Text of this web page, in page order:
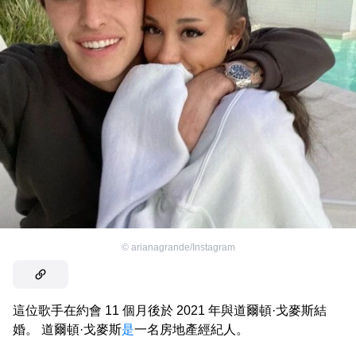
© arianagrande/Instagram
這位歌手在約會 11 個月後於 2021 年與道爾頓·戈麥斯結
婚。 道爾頓·戈麥斯是一名房地產經紀人。